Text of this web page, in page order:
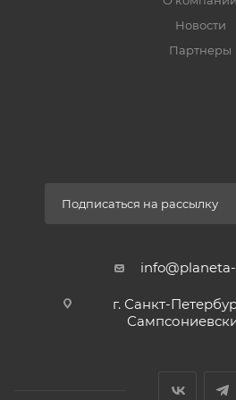
Новости
Партнеры
Подписаться на рассылку
г. Санкт-